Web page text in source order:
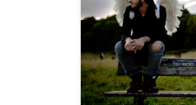
E’ ufficiale: Funny
disco preferito per
Sono sicuro che quando
Editors) insieme ad Andy
registrato questo disco
alta. Nella loro semplicità
leggeri che ricordano la